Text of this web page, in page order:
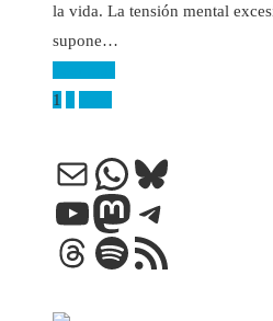
la vida. La tensión mental
supone…
Paginación
de
entradas
1
Correo electrónico
WhatsApp
Bluesky
YouTube
Mastodon
Telegram
Threads
Spotify
Feed RSS